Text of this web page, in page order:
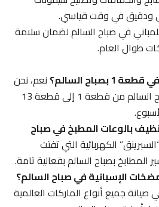
ودقيق في وقت قياسي.
في صباح السالم لضمان سلامة
طوال العام.
السالم؟
نعم، نحن
نغطي كافة قطاعات صباح السالم من قطعة 1 إلى قطعة 13
بالوعات المطبخ في صباح
الكهربائية التي تفتت
بصباح السالم بفعالية تامة.
الإسبانية في صباح السالم؟
جميع أنواع الماركات العالمية